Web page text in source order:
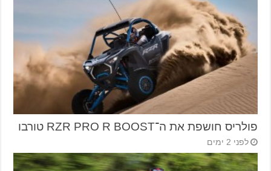
פולריס חושפת את ה־RZR PRO R BOOST טורבו
לפני 2 ימים